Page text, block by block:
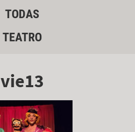
TODAS
TEATRO
vie13